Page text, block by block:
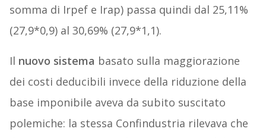
somma di Irpef e Irap) passa quindi dal 25,11%
(27,9*0,9) al 30,69% (27,9*1,1).
Il nuovo sistema basato sulla maggiorazione
dei costi deducibili invece della riduzione della
base imponibile aveva da subito suscitato
polemiche: la stessa Confindustria rilevava che